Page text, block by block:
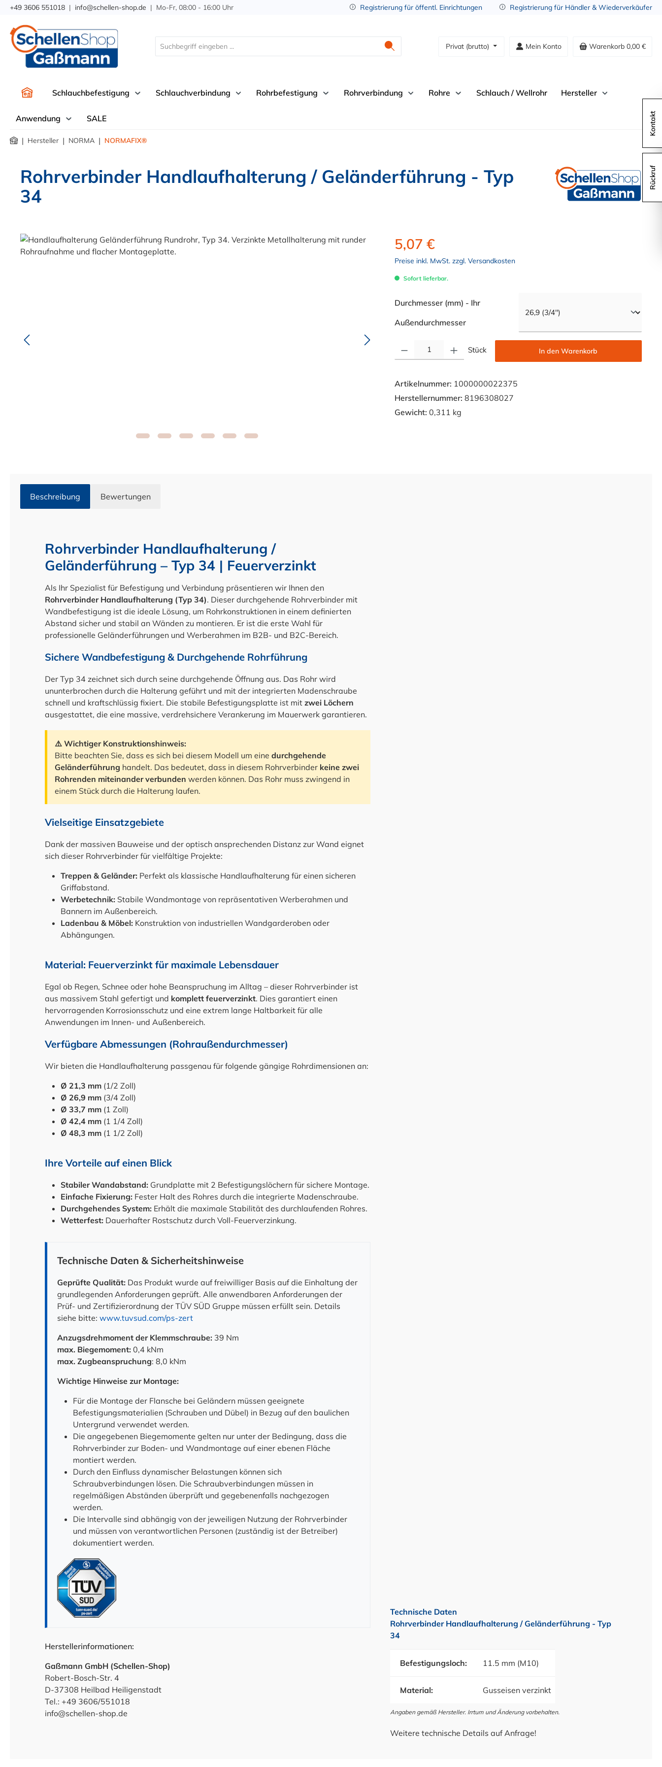
Zur Hauptnavigation springen
+49 3606 551018 | info@schellen-shop.de | Mo-Fr, 08:00 - 16:00 Uhr Registrierung für öffentl. Einrichtungen Registrierung für Händler & Wiederverkäufer
Privat (brutto) Mein Konto Warenkorb 0,00 €
Schlauchbefestigung Schlauchverbindung Rohrbefestigung Rohrverbindung Rohre Schlauch / Wellrohr Hersteller
Anwendung SALE
| Hersteller | NORMA | NORMAFIX®
Rohrverbinder Handlaufhalterung / Geländerführung - Typ
34
Bildergalerie überspringen 5,07 €
Preise inkl. MwSt. zzgl. Versandkosten
Sofort lieferbar.
Durchmesser (mm) - Ihr
Außendurchmesserauswählen
Stück In den Warenkorb
Artikelnummer: 1000000022375
Herstellernummer: 8196308027
Gewicht: 0,311 kg
Beschreibung Bewertungen
Rohrverbinder Handlaufhalterung /
Geländerführung – Typ 34 | Feuerverzinkt
Als Ihr Spezialist für Befestigung und Verbindung präsentieren wir Ihnen den
Rohrverbinder Handlaufhalterung (Typ 34). Dieser durchgehende Rohrverbinder mit
Wandbefestigung ist die ideale Lösung, um Rohrkonstruktionen in einem definierten
Abstand sicher und stabil an Wänden zu montieren. Er ist die erste Wahl für
professionelle Geländerführungen und Werberahmen im B2B- und B2C-Bereich.
Sichere Wandbefestigung & Durchgehende Rohrführung
Der Typ 34 zeichnet sich durch seine durchgehende Öffnung aus. Das Rohr wird
ununterbrochen durch die Halterung geführt und mit der integrierten Madenschraube
schnell und kraftschlüssig fixiert. Die stabile Befestigungsplatte ist mit zwei Löchern
ausgestattet, die eine massive, verdrehsichere Verankerung im Mauerwerk garantieren.
⚠️ Wichtiger Konstruktionshinweis:
Bitte beachten Sie, dass es sich bei diesem Modell um eine durchgehende
Geländerführung handelt. Das bedeutet, dass in diesem Rohrverbinder keine zwei
Rohrenden miteinander verbunden werden können. Das Rohr muss zwingend in
einem Stück durch die Halterung laufen.
Vielseitige Einsatzgebiete
Dank der massiven Bauweise und der optisch ansprechenden Distanz zur Wand eignet
sich dieser Rohrverbinder für vielfältige Projekte:
Treppen & Geländer: Perfekt als klassische Handlaufhalterung für einen sicheren
Griffabstand.
Werbetechnik: Stabile Wandmontage von repräsentativen Werberahmen und
Bannern im Außenbereich.
Ladenbau & Möbel: Konstruktion von industriellen Wandgarderoben oder
Abhängungen.
Material: Feuerverzinkt für maximale Lebensdauer
Egal ob Regen, Schnee oder hohe Beanspruchung im Alltag – dieser Rohrverbinder ist
aus massivem Stahl gefertigt und komplett feuerverzinkt. Dies garantiert einen
hervorragenden Korrosionsschutz und eine extrem lange Haltbarkeit für alle
Anwendungen im Innen- und Außenbereich.
Verfügbare Abmessungen (Rohraußendurchmesser)
Wir bieten die Handlaufhalterung passgenau für folgende gängige Rohrdimensionen an:
Ø 21,3 mm (1/2 Zoll)
Ø 26,9 mm (3/4 Zoll)
Ø 33,7 mm (1 Zoll)
Ø 42,4 mm (1 1/4 Zoll)
Ø 48,3 mm (1 1/2 Zoll)
Ihre Vorteile auf einen Blick
Stabiler Wandabstand: Grundplatte mit 2 Befestigungslöchern für sichere Montage.
Einfache Fixierung: Fester Halt des Rohres durch die integrierte Madenschraube.
Durchgehendes System: Erhält die maximale Stabilität des durchlaufenden Rohres.
Wetterfest: Dauerhafter Rostschutz durch Voll-Feuerverzinkung.
Technische Daten & Sicherheitshinweise
Geprüfte Qualität: Das Produkt wurde auf freiwilliger Basis auf die Einhaltung der
grundlegenden Anforderungen geprüft. Alle anwendbaren Anforderungen der
Prüf- und Zertifizierordnung der TÜV SÜD Gruppe müssen erfüllt sein. Details
siehe bitte: www.tuvsud.com/ps-zert
Anzugsdrehmoment der Klemmschraube: 39 Nm
max. Biegemoment: 0,4 kNm
max. Zugbeanspruchung: 8,0 kNm
Wichtige Hinweise zur Montage:
Für die Montage der Flansche bei Geländern müssen geeignete
Befestigungsmaterialien (Schrauben und Dübel) in Bezug auf den baulichen
Untergrund verwendet werden.
Die angegebenen Biegemomente gelten nur unter der Bedingung, dass die
Rohrverbinder zur Boden- und Wandmontage auf einer ebenen Fläche
montiert werden.
Durch den Einfluss dynamischer Belastungen können sich
Schraubverbindungen lösen. Die Schraubverbindungen müssen in
regelmäßigen Abständen überprüft und gegebenenfalls nachgezogen
werden.
Die Intervalle sind abhängig von der jeweiligen Nutzung der Rohrverbinder
und müssen von verantwortlichen Personen (zuständig ist der Betreiber)
dokumentiert werden.
Herstellerinformationen:
Gaßmann GmbH (Schellen-Shop)
Robert-Bosch-Str. 4
D-37308 Heilbad Heiligenstadt
Tel.: +49 3606/551018
info@schellen-shop.de
Technische Daten
Rohrverbinder Handlaufhalterung / Geländerführung - Typ
34
Befestigungsloch: 11.5 mm (M10)
Material: Gusseisen verzinkt
Angaben gemäß Hersteller. Irrtum und Änderung vorbehalten.
Weitere technische Details auf Anfrage!
Kontakt
Rückruf